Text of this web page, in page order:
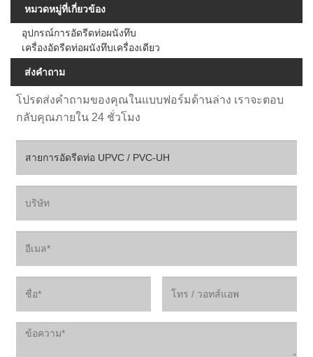
หมวดหมู่ที่เกี่ยวข้อง
อุปกรณ์การอัดรีดท่อผนังทึบ
เครื่องอัดรีดท่อผนังทึบเครื่องเดียว
ส่งคำถาม
โปรดส่งคำถามของคุณในแบบฟอร์มด้านล่าง เราจะตอบ
กลับคุณภายใน 24 ชั่วโมง